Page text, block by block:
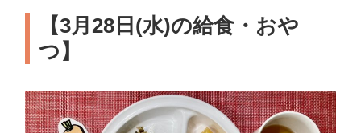
【3月28日(水)の給食・おや
つ】